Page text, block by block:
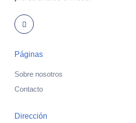
Páginas
Sobre nosotros
Contacto
Dirección